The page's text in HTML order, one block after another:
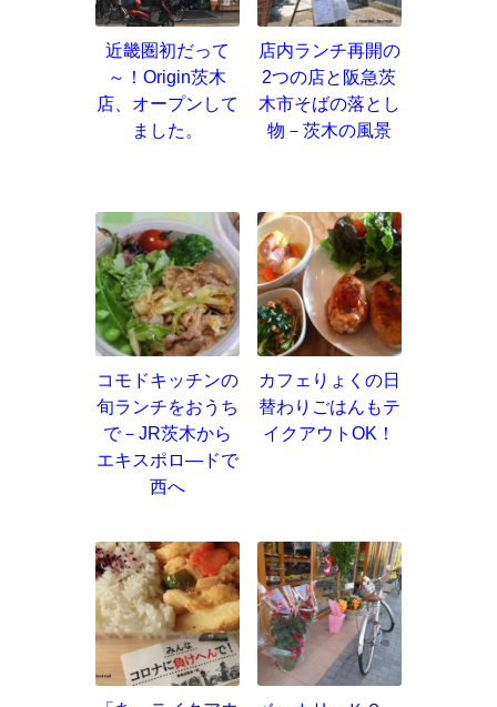
近畿圏初だって
～！Origin茨木
店、オープンして
ました。
店内ランチ再開の
2つの店と阪急茨
木市そばの落とし
物－茨木の風景
コモドキッチンの
旬ランチをおうち
で－JR茨木から
エキスポロ―ドで
西へ
カフェりょくの日
替わりごはんもテ
イクアウトOK！